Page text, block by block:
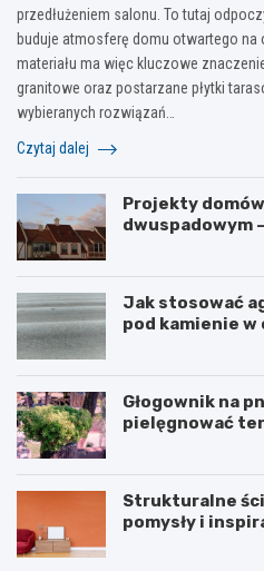
przedłużeniem salonu. To tutaj
buduje atmosferę domu otwartego na
materiału ma więc kluczowe
granitowe oraz postarzane płytki
wybieranych rozwiązań…
Czytaj dalej
Projekty
dwuspadowym
Jak stosować
pod kamienie w
Głogownik na
pielęgnować
Strukturalne
pomysły i
S
S